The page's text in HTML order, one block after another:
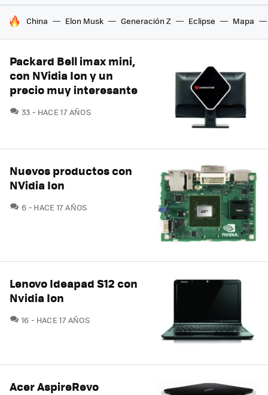
HOY SE HABLA DE
China Elon Musk Generación Z Eclipse Mapa
Packard Bell imax mini,
con NVidia Ion y un
precio muy interesante
33 COMENTARIOS
HACE 17 AÑOS
Nuevos productos con
NVidia Ion
6 COMENTARIOS
HACE 17 AÑOS
Lenovo Ideapad S12 con
Nvidia Ion
16 COMENTARIOS
HACE 17 AÑOS
Acer AspireRevo